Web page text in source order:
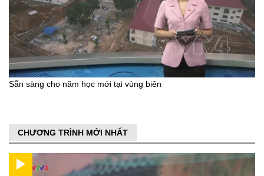
Sẵn sàng cho năm học mới tại vùng biên
CHƯƠNG TRÌNH MỚI NHẤT